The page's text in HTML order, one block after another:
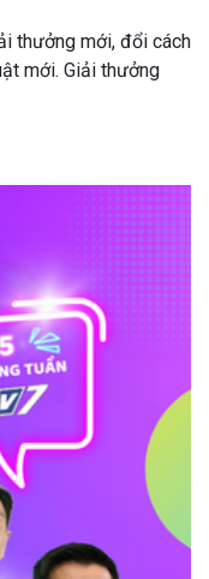
thưởng mới, đổi cách
mới. Giải thưởng